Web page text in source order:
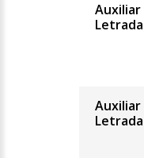
Auxiliar
Letrada
Auxiliar
Letrada